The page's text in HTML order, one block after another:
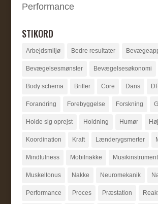
Performance
STIKORD
Arbejdsmiljø Bedre resultater
Bevægelsesmønster Bevægelsesøkonomi
Body schema Briller Core Dans
Forandring Forebyggelse Forskning
Holde sig oprejst Holdning Humør
Koordination Kraft Lænderygsmerter
Mindfulness Mobilnakke Musikinstrument
Muskeltonus Nakke Neuromekanik
Performance Proces Præstation